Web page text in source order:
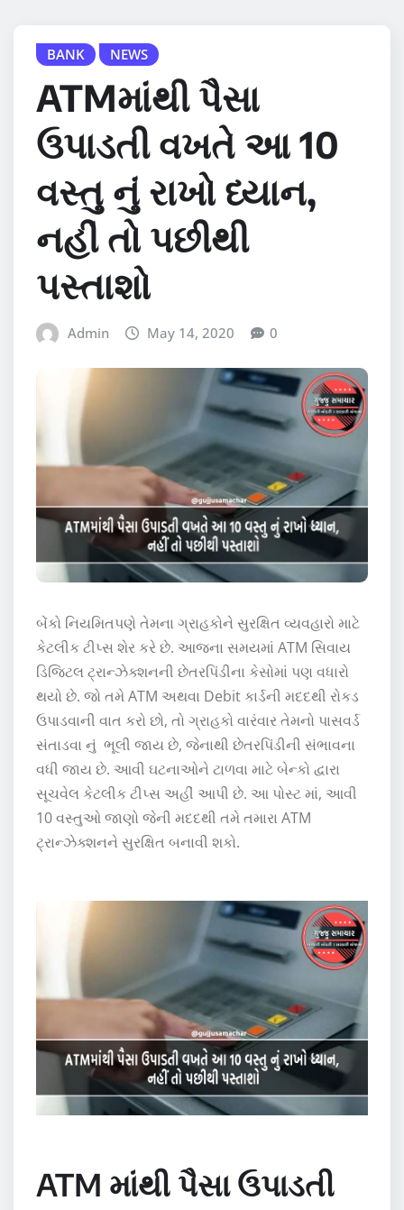
BANK NEWS
ATMમાંથી પૈસા
ઉપાડતી વખતે આ 10
વસ્તુ નું રાખો ધ્યાન,
નહીં તો પછીથી
પસ્તાશો
Admin May 14, 2020 0
બેંકો નિયમિતપણે તેમના ગ્રાહકોને સુરક્ષિત વ્યવહારો માટે
કેટલીક ટીપ્સ શેર કરે છે. આજના સમયમાં ATM સિવાય
ડિજિટલ ટ્રાન્ઝેક્શનની છેતરપિંડીના કેસોમાં પણ વધારો
થયો છે. જો તમે ATM અથવા Debit કાર્ડની મદદથી રોકડ
ઉપાડવાની વાત કરો છો, તો ગ્રાહકો વારંવાર તેમનો પાસવર્ડ
સંતાડવા નું ભૂલી જાય છે, જેનાથી છેતરપિંડીની સંભાવના
વધી જાય છે. આવી ઘટનાઓને ટાળવા માટે બેન્કો દ્વારા
સૂચવેલ કેટલીક ટીપ્સ અહીં આપી છે. આ પોસ્ટ માં, આવી
10 વસ્તુઓ જાણો જેની મદદથી તમે તમારા ATM
ટ્રાન્ઝેક્શનને સુરક્ષિત બનાવી શકો.
ATM માંથી પૈસા ઉપાડતી